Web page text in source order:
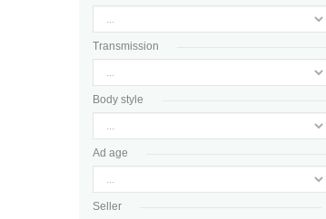
Transmission
Body style
Ad age
Seller